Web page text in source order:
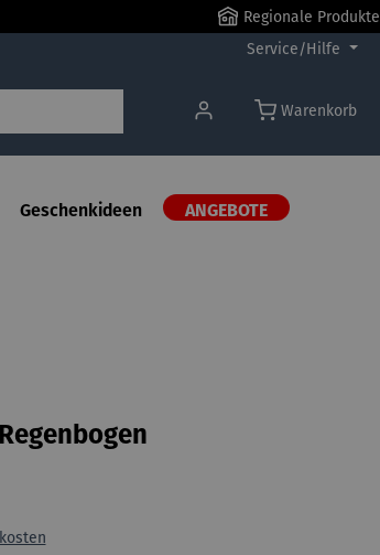
Regionale Produkte
Service/Hilfe
Warenkorb
Geschenkideen ANGEBOTE